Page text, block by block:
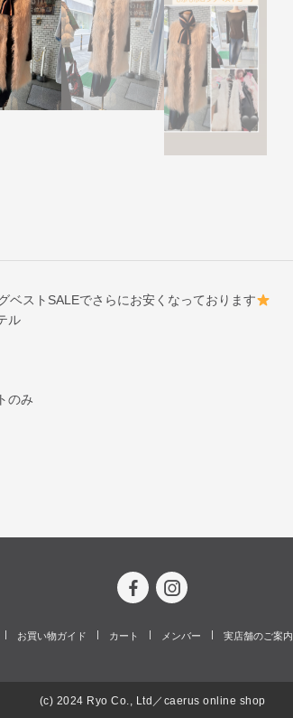
ベストSALEでさらにお安くなっております
ル
のみ
お買い物ガイド カート メンバー 実店舗のご案内
(c) 2024 Ryo Co., Ltd／caerus online shop